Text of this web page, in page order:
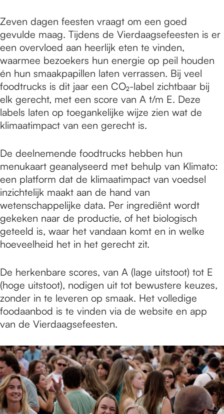
Zeven dagen feesten vraagt om een goed
gevulde maag. Tijdens de Vierdaagsefeesten is er
een overvloed aan heerlijk eten te vinden,
waarmee bezoekers hun energie op peil houden
én hun smaakpapillen laten verrassen. Bij veel
foodtrucks is dit jaar een CO₂-label zichtbaar bij
elk gerecht, met een score van A t/m E. Deze
labels laten op toegankelijke wijze zien wat de
klimaatimpact van een gerecht is.
De deelnemende foodtrucks hebben hun
menukaart geanalyseerd met behulp van Klimato:
een platform dat de klimaatimpact van voedsel
inzichtelijk maakt aan de hand van
wetenschappelijke data. Per ingrediënt wordt
gekeken naar de productie, of het biologisch
geteeld is, waar het vandaan komt en in welke
hoeveelheid het in het gerecht zit.
De herkenbare scores, van A (lage uitstoot) tot E
(hoge uitstoot), nodigen uit tot bewustere keuzes,
zonder in te leveren op smaak. Het volledige
foodaanbod is te vinden via de website en app
van de Vierdaagsefeesten.